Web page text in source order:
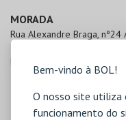
Bem-vindo à BOL!
O nosso site utiliza
funcionamento do
MORADA
Rua Alexandre Braga, nº24
Direcções para Espaço